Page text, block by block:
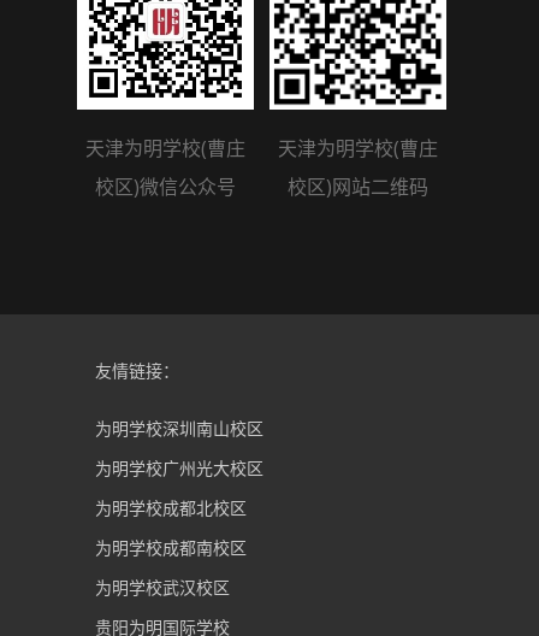
天津为明学校(曹庄
校区)微信公众号
天津为明学校(曹庄
校区)网站二维码
友情链接：
为明学校深圳南山校区
为明学校广州光大校区
为明学校成都北校区
为明学校成都南校区
为明学校武汉校区
贵阳为明国际学校